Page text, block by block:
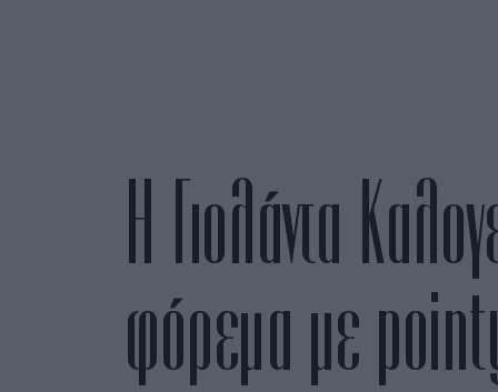
Η Γιολάντα
φόρεμα με